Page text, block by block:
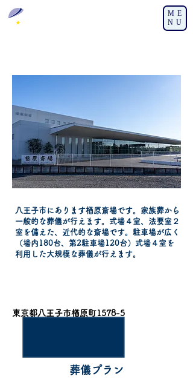
ME
NU
八王子市にあります楢原斎場です。家族葬から
一般的な葬儀が行えます。式場４室、法要室２
室を備えた、近代的な斎場です。駐車場が広く
（場内180台、第2駐車場120台）式場４室を
利用した大規模な葬儀が行えます。
東京都八王子市楢原町1578-5
葬儀プラン